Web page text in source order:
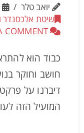
יואב טלר
שיטת אלכסנדר
LEAVE A COMMENT
כבוד הוא
חושב וחוקר
דיברנו על
המועיל הזה